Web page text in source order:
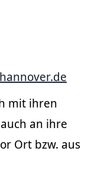
mit ihren
an ihre
Ort bzw. aus